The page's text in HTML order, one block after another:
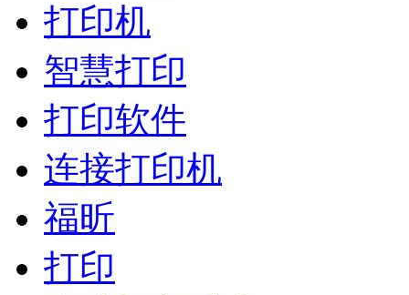
打印机
智慧打印
打印软件
连接打印机
福昕
打印